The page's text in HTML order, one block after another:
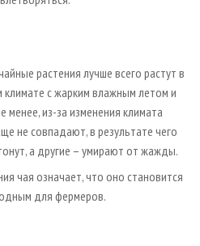
растения лучше всего растут в
климате с жарким влажным летом и
менее, из-за изменения климата
не совпадают, в результате чего
а другие – умирают от жажды.
чая означает, что оно становится
для фермеров.